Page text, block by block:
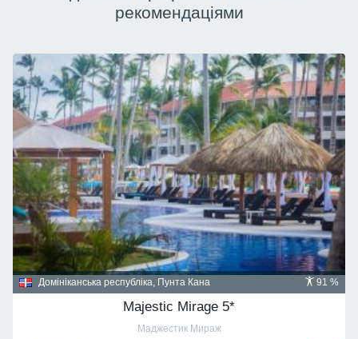
рекомендаціями
91 %
Домініканська республіка, Пунта Кана
Majestic Mirage 5*
Маджестик Мираж